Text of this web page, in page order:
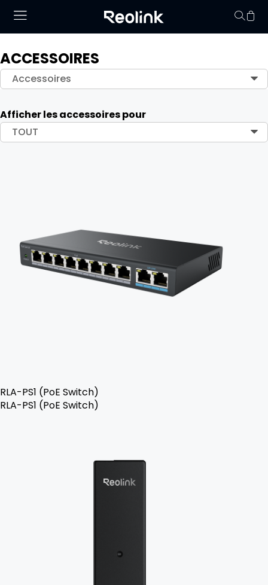
ACCESSOIRES
Accessoires
Afficher les accessoires pour
TOUT
RLA-PS1 (PoE Switch)
RLA-PS1 (PoE Switch)